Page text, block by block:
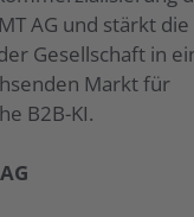
AG und stärkt die
Gesellschaft in
Markt für
B2B-KI.